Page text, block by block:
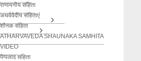
राणायनीय संहिता
अथर्ववेदीय संहिताएं
शौनक संहिता
ATHARVAVEDA SHAUNAKA SAMHITA
VIDEO
पैप्पलाद संहिता